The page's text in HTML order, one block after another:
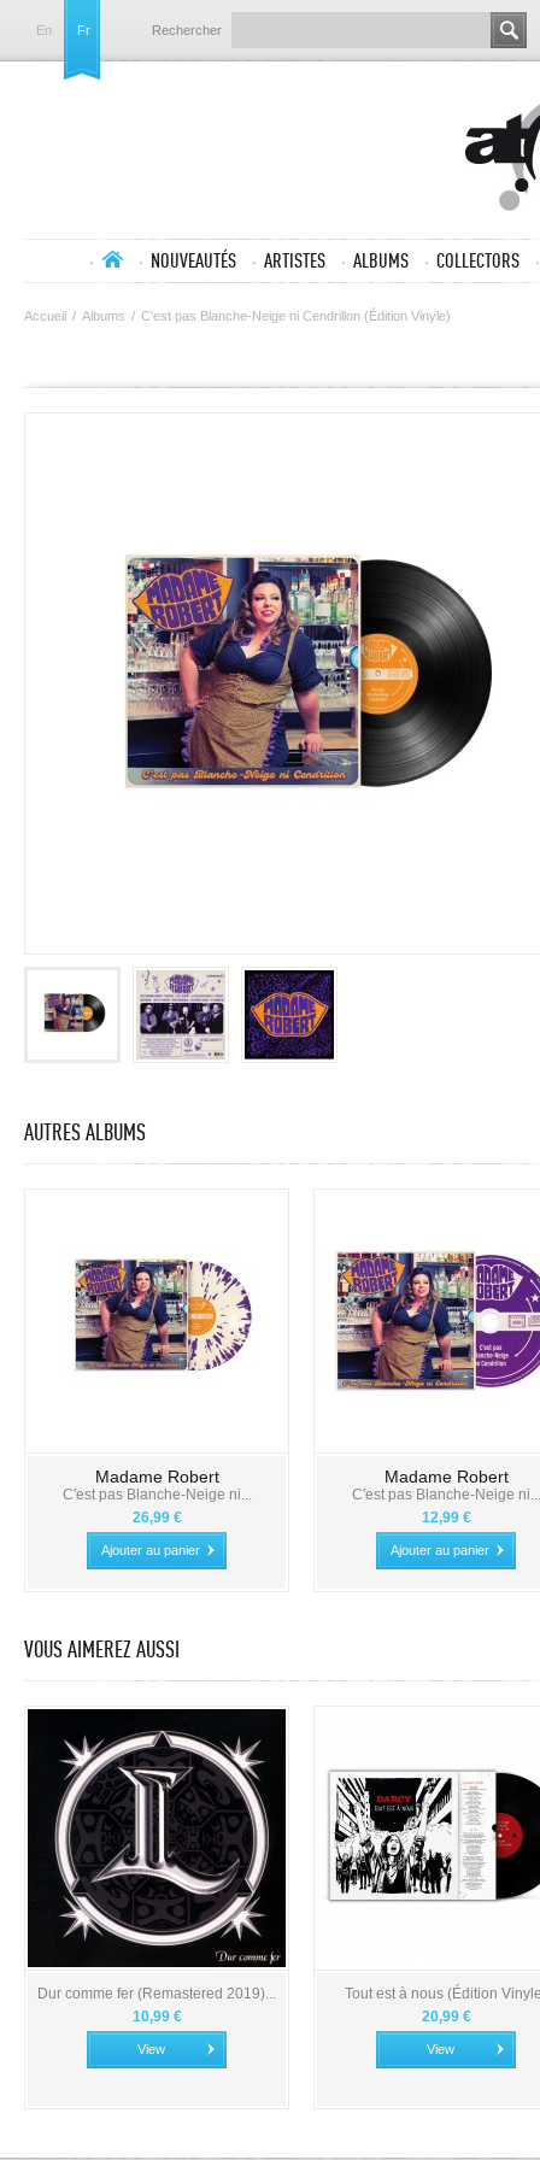
En Fr Rechercher
NOUVEAUTÉS ARTISTES ALBUMS COLLECTORS
Accueil / Albums / C'est pas Blanche-Neige ni Cendrillon (Édition Vinyle)
AUTRES ALBUMS
Madame Robert
C'est pas Blanche-Neige ni...
26,99 €
Ajouter au panier
Madame Robert
C'est pas Blanche-Neige ni...
12,99 €
Ajouter au panier
VOUS AIMEREZ AUSSI
Dur comme fer (Remastered 2019)...
10,99 €
View
Tout est à nous (Édition
20,99 €
View